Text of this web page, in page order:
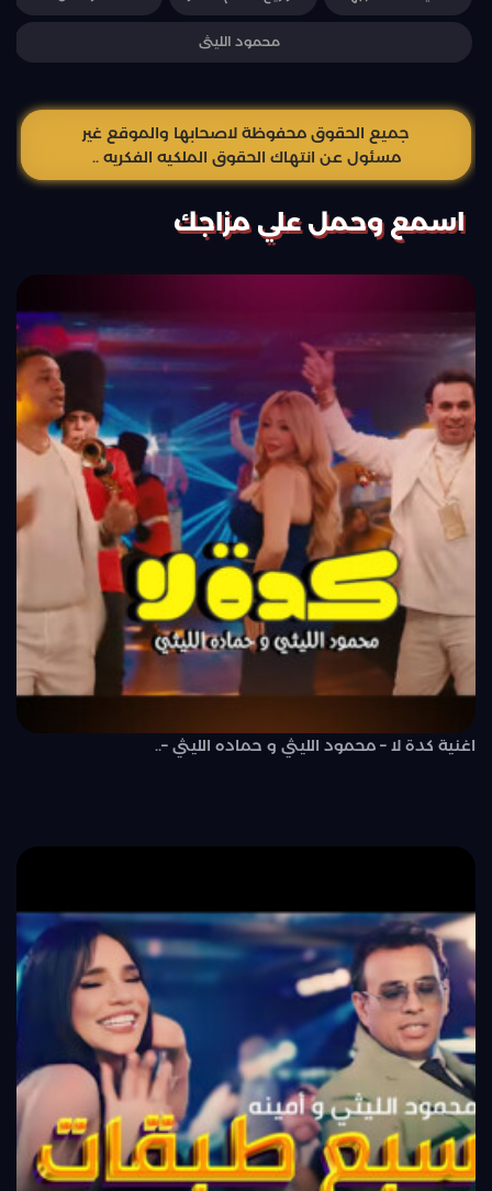
محمود الليثى
جميع الحقوق محفوظة لاصحابها والموقع غير
مسئول عن انتهاك الحقوق الملكيه الفكريه ..
اسمع وحمل علي مزاجك
اغنية كدة لا – محمود الليثي و حماده الليثي –..